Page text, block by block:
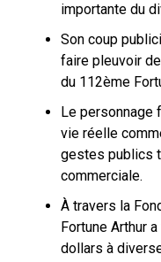
importante du
Son coup
faire pleuvoir
du 112ème
Le personnage
vie réelle
gestes publics
commerciale.
À travers la
Fortune Arthur
dollars à